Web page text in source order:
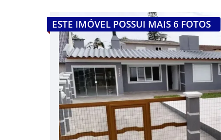
ESTE IMÓVEL POSSUI MAIS 6 FOTOS